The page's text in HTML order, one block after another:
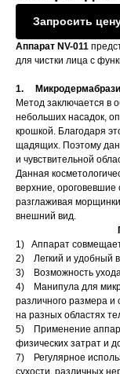
Запросить
Аппарат NV-011
для чистки лица с
1.
Метод заключается в
небольших насадок,
крошкой. Благодаря
щадящих. Поэтому
и чувствительной
Данная
верхние,
разглаживая
внешний вид.
1) Аппарат
2) Легкий и удобный
3) Возможность
4) Манипула для
различного размера и
на разных областях
5) Применение
физических затрат и
7) Регулярное
сухости, различных